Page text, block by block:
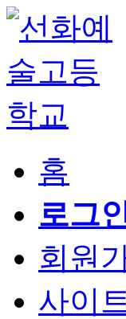
홈
로그
회원
사이